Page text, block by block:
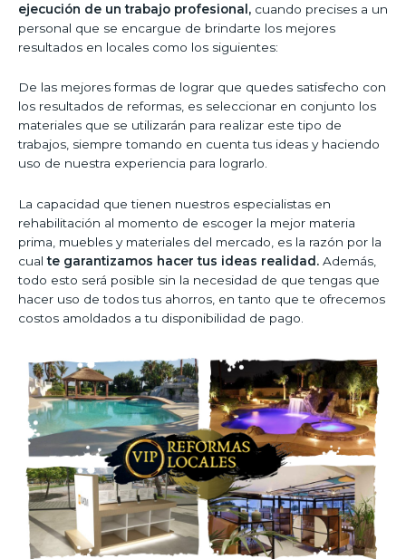
ejecución de un trabajo profesional, cuando precises a un
personal que se encargue de brindarte los mejores
resultados en locales como los siguientes:
De las mejores formas de lograr que quedes satisfecho con
los resultados de reformas, es seleccionar en conjunto los
materiales que se utilizarán para realizar este tipo de
trabajos, siempre tomando en cuenta tus ideas y haciendo
uso de nuestra experiencia para lograrlo.
La capacidad que tienen nuestros especialistas en
rehabilitación al momento de escoger la mejor materia
prima, muebles y materiales del mercado, es la razón por la
cualte garantizamos hacer tus ideas realidad. Además,
todo esto será posible sin la necesidad de que tengas que
hacer uso de todos tus ahorros, en tanto que te ofrecemos
costos amoldados a tu disponibilidad de pago.